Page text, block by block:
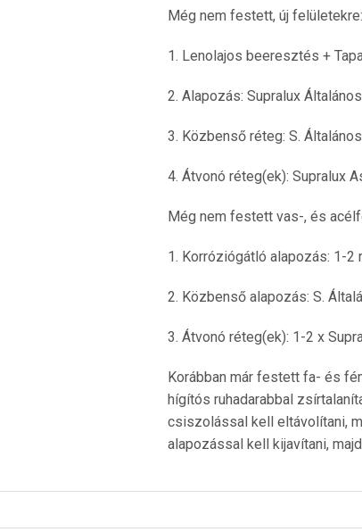
Még nem festett, új felületekre:
1. Lenolajos beeresztés +
2. Alapozás: Supralux
3. Közbenső réteg: S.
4. Átvonó réteg(ek): Supralux
Még nem festett vas-, és
1. Korróziógátló alapozás: 1-2
2. Közbenső alapozás: S.
3. Átvonó réteg(ek): 1-2 x
Korábban már festett fa- és
hígítós ruhadarabbal
csiszolással kell eltávolítani,
alapozással kell kijavítani,